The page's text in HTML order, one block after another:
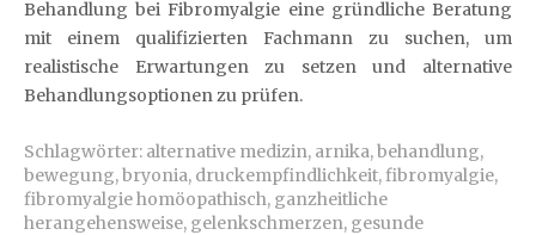
Behandlung bei Fibromyalgie eine gründliche Beratung
mit einem qualifizierten Fachmann zu suchen, um
realistische Erwartungen zu setzen und alternative
Behandlungsoptionen zu prüfen.
Schlagwörter: alternative medizin, arnika,behandlung,
bewegung,bryonia, druckempfindlichkeit,fibromyalgie,
fibromyalgie homöopathisch, ganzheitliche
herangehensweise, gelenkschmerzen, gesunde